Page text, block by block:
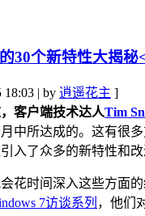
30个新特性大揭秘
18:03 | by 逍遥花主 ]
客户端技术达人Tim
中所达成的。这有很
入了众多的新特性和
花时间深入这些方面
7访谈系列 ，他们